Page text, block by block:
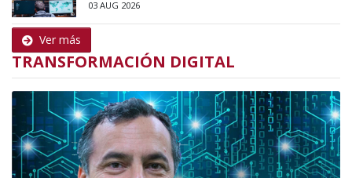
03 AUG 2026
Ver más
TRANSFORMACIÓN DIGITAL